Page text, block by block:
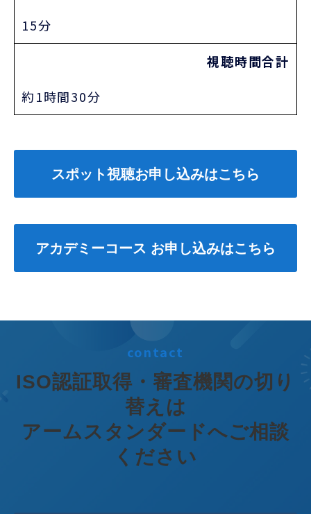
15分
視聴時間合計
約1時間30分
スポット視聴お申し込みはこちら
アカデミーコース お申し込みはこちら
contact
ISO認証取得・審査機関の切り
替えは
アームスタンダードへご相談
ください